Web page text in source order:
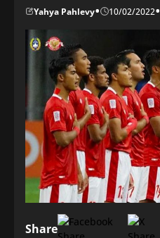
Yahya Pahlevy• 10/02/2022•
Share